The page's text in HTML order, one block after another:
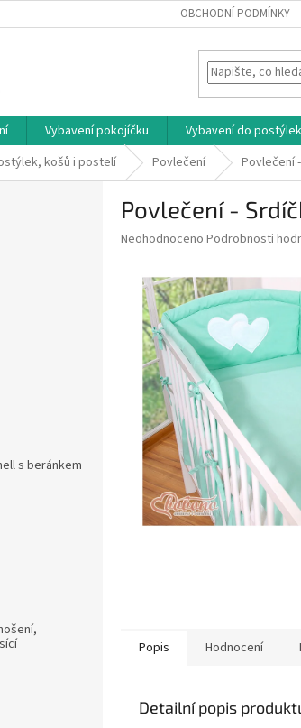
OBCHODNÍ PODMÍNKY
Vybavení pokojíčku Vybavení do
košů i postelí Povlečení Povlečení
s beránkem
Povlečení -
Průměrné
produktu
hvězdiček.
Neohodnoceno Podrobnosti
Popis Hodnocení
Detailní popis